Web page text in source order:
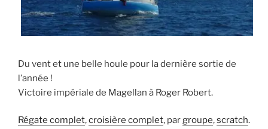
Du vent et une belle houle pour la dernière sortie de
l’année !
Victoire impériale de Magellan à Roger Robert.
Régate complet,croisière complet, pargroupe,scratch.